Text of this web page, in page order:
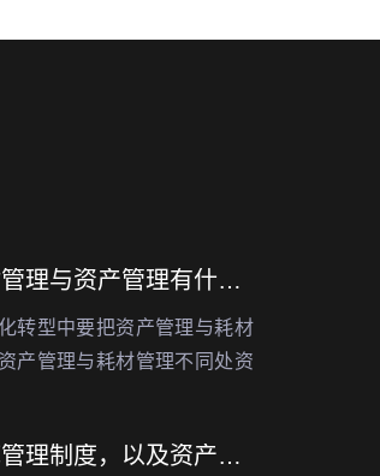
固定资产管理系统耗材管理与资产管理有什么相同与不同
转型中要把资产管理与耗材
产管理与耗材管理不同处资
固定资产管理中的仓库管理制度，以及资产管理系统仓库管理方法的功能实现